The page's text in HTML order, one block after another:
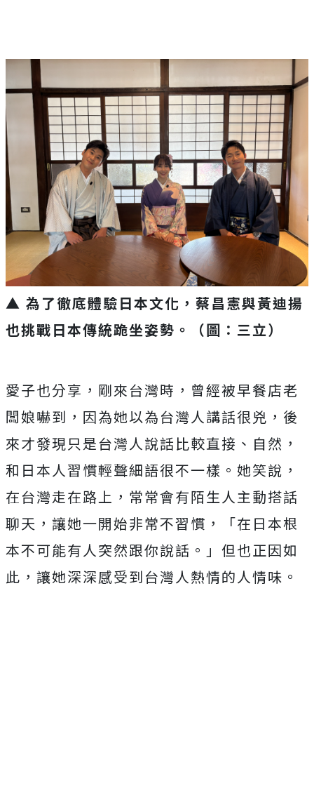
▲ 為了徹底體驗日本文化，蔡昌憲與黃迪揚
也挑戰日本傳統跪坐姿勢。（圖：三立）
愛子也分享，剛來台灣時，曾經被早餐店老
闆娘嚇到，因為她以為台灣人講話很兇，後
來才發現只是台灣人說話比較直接、自然，
和日本人習慣輕聲細語很不一樣。她笑說，
在台灣走在路上，常常會有陌生人主動搭話
聊天，讓她一開始非常不習慣，「在日本根
本不可能有人突然跟你說話。」但也正因如
此，讓她深深感受到台灣人熱情的人情味。